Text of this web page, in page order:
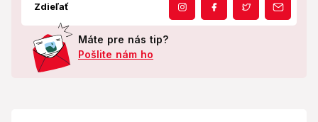
Zdieľať
Máte pre nás tip?
Pošlite nám ho